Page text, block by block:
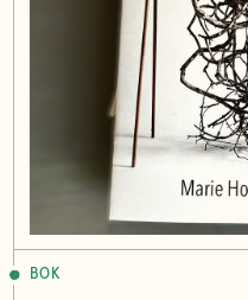
BOK